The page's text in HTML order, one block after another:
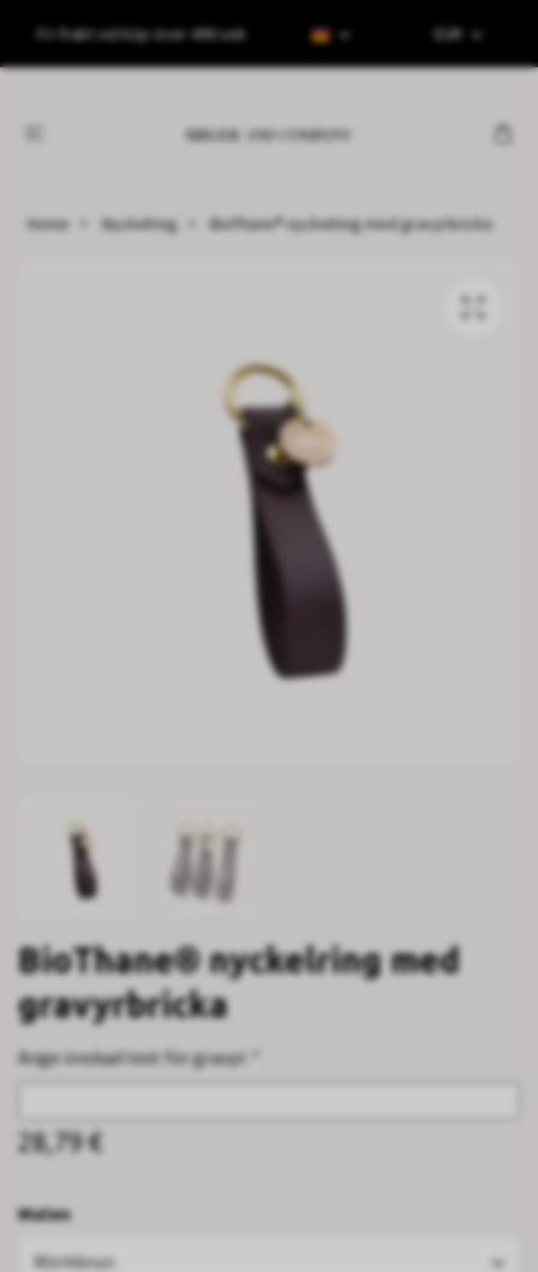
Fri frakt vid köp över 499 sek EUR
Home Nyckelring BioThane® nyckelring med gravyrbricka
BioThane® nyckelring med
gravyrbricka
Ange önskad text för gravyr: *
28,79 €
Malen
Mörkbrun